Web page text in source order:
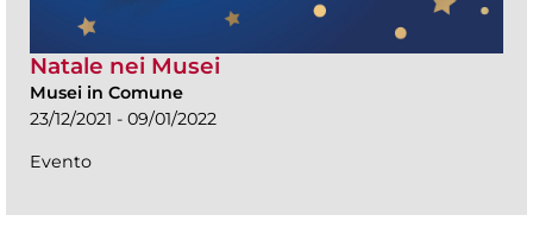
Natale nei Musei
Musei in Comune
23/12/2021 - 09/01/2022
Evento